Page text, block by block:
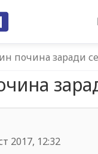
почина заради
2017, 12:32